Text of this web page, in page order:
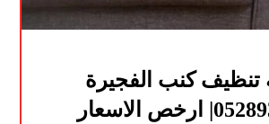
كنب الفجيرة